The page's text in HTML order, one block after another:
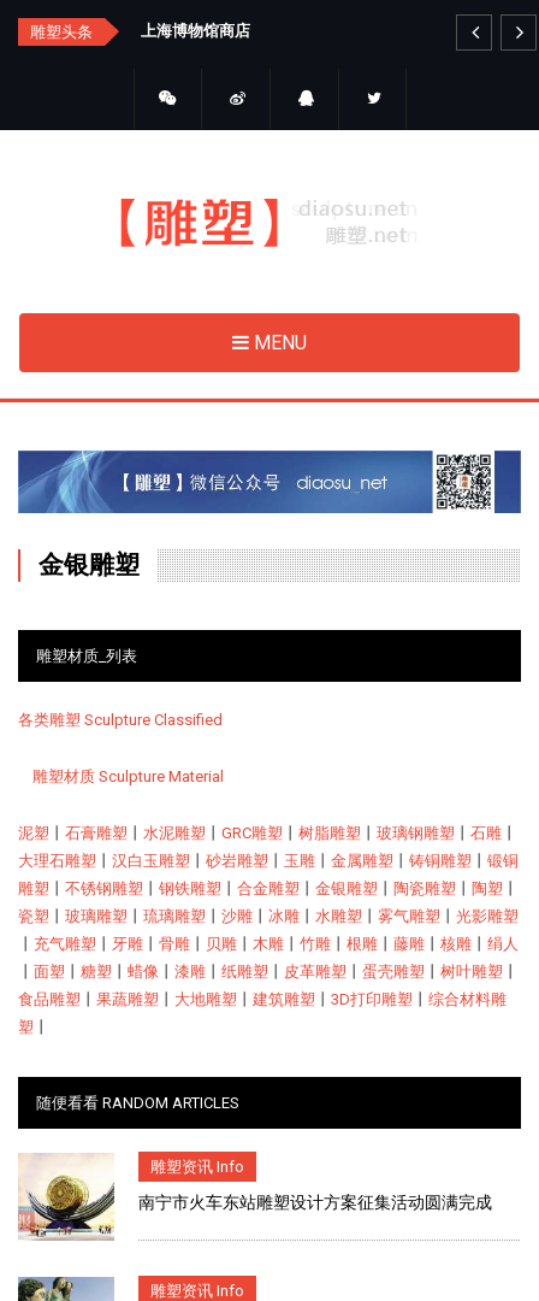
Skip
雕塑头条 上海博物馆商店
MENU
金银雕塑
雕塑材质_列表
各类雕塑 Sculpture Classified
雕塑材质 Sculpture Material
泥塑 丨 石膏雕塑 丨 水泥雕塑 丨 GRC雕塑 丨 树脂雕塑 丨 玻璃钢雕塑 丨 石雕 丨
大理石雕塑 丨 汉白玉雕塑 丨 砂岩雕塑 丨 玉雕 丨 金属雕塑 丨 铸铜雕塑 丨 锻铜
雕塑 丨 不锈钢雕塑 丨 钢铁雕塑 丨 合金雕塑 丨 金银雕塑 丨 陶瓷雕塑 丨 陶塑 丨
瓷塑 丨 玻璃雕塑 丨 琉璃雕塑 丨 沙雕 丨 冰雕 丨 水雕塑 丨 雾气雕塑 丨 光影雕塑
丨 充气雕塑 丨 牙雕 丨 骨雕 丨 贝雕 丨 木雕 丨 竹雕 丨 根雕 丨 藤雕 丨 核雕 丨 绢人
丨 面塑 丨 糖塑 丨 蜡像 丨 漆雕 丨 纸雕塑 丨 皮革雕塑 丨 蛋壳雕塑 丨 树叶雕塑 丨
食品雕塑 丨 果蔬雕塑 丨 大地雕塑 丨 建筑雕塑 丨 3D打印雕塑 丨 综合材料雕
塑 丨
随便看看 RANDOM ARTICLES
雕塑资讯 Info
南宁市火车东站雕塑设计方案征集活动圆满完成
雕塑资讯 Info